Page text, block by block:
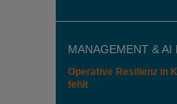
MANAGEMENT & AI
Operative Resilienz in
fehlt